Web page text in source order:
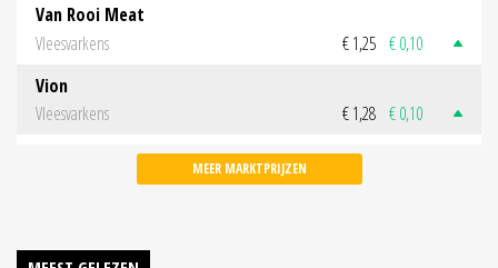
Van Rooi Meat
Vleesvarkens
€ 1,25 € 0,10
Vion
Vleesvarkens
€ 1,28 € 0,10
MEER MARKTPRIJZEN